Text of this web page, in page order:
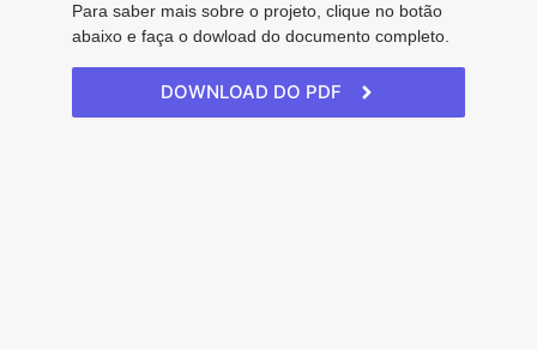
Para saber mais sobre o projeto, clique no botão
abaixo e faça o dowload do documento completo.
DOWNLOAD DO PDF